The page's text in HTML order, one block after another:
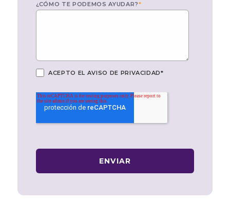
¿CÓMO TE PODEMOS AYUDAR?*
ACEPTO EL AVISO DE PRIVACIDAD*